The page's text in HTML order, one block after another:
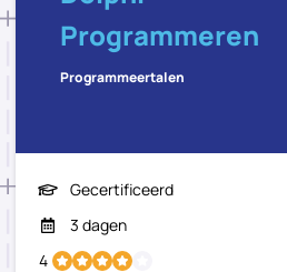
Programmeren
Programmeertalen
Gecertificeerd
3 dagen
4